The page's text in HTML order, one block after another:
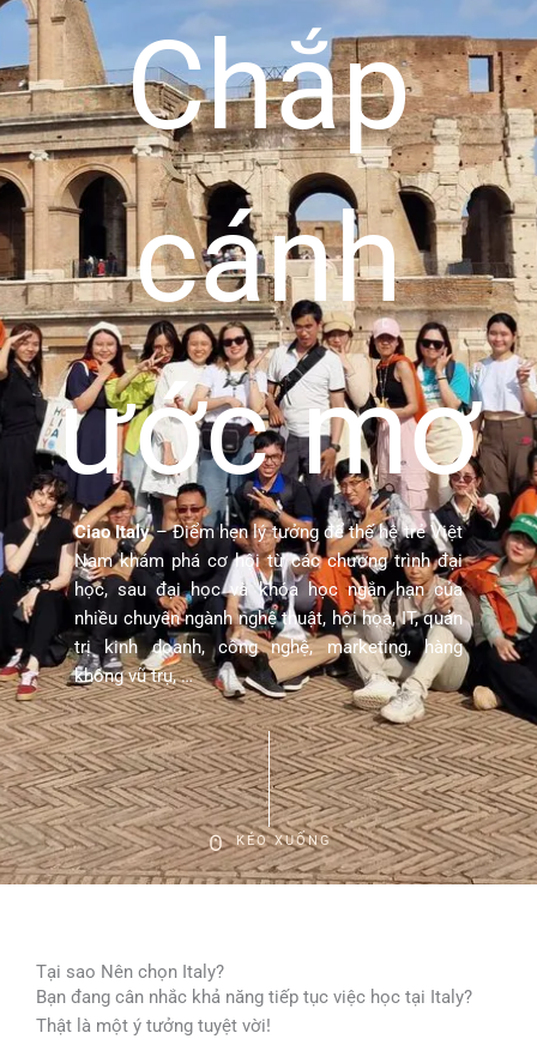
Chắp
cánh
ước mơ
Ciao Italy– Điểm hẹn lý tưởng để thế hệ trẻ Việt
Nam khám phá cơ hội từ các chương trình đại
học, sau đại học và khóa học ngắn hạn của
nhiều chuyên ngành nghệ thuật, hội họa, IT, quản
trị kinh doanh, công nghệ, marketing, hàng
không vũ trụ, …
KÉO XUỐNG
Tại sao Nên chọn Italy?
Bạn đang cân nhắc khả năng tiếp tục việc học tại Italy?
Thật là một ý tưởng tuyệt vời!